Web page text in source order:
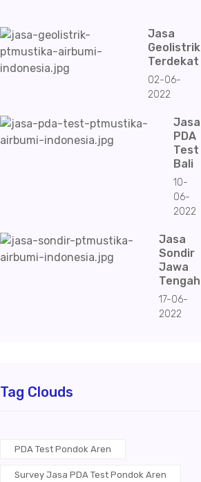
Jasa
Geolistrik
Terdekat
02-06-
2022
Jasa
PDA
Test
Bali
10-
06-
2022
Jasa
Sondir
Jawa
Tengah
17-06-
2022
Tag Clouds
PDA Test Pondok Aren
Survey Jasa PDA Test Pondok Aren